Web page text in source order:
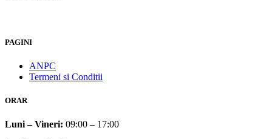
PAGINI
ANPC
Termeni si Conditii
ORAR
Luni – Vineri: 09:00 – 17:00